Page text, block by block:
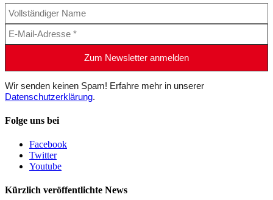
Wir senden keinen Spam! Erfahre mehr in unserer
Datenschutzerklärung.
Folge uns bei
Facebook
Twitter
Youtube
Kürzlich veröffentlichte News